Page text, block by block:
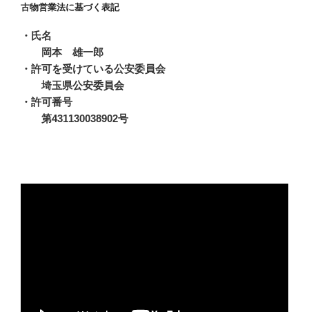
古物営業法に基づく表記
・氏名
岡本 雄一郎
・許可を受けている公安委員会
埼玉県公安委員会
・許可番号
第431130038902号